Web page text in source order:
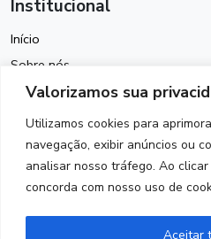
Valorizamos sua
Utilizamos cookies para
navegação, exibir anúncios ou
analisar nosso tráfego. Ao clicar
concorda com nosso uso de
Aceitar
Institucional
Início
Sobre nós
Política de Cookies
Termos de Uso
Política de Privacidade
Contato
Siga-nos